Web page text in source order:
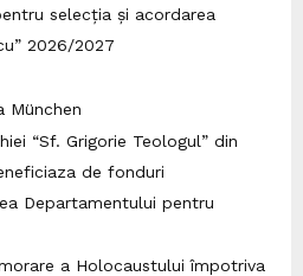
selecția și acordarea
2026/2027
München
“Sf. Grigorie Teologul” din
de fonduri
Departamentului pentru
a Holocaustului împotriva